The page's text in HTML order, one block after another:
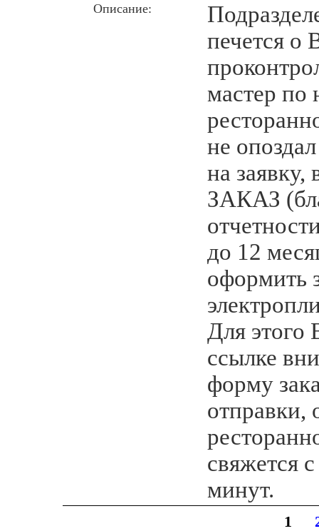
Описание:
печется о
мастер по
не
на
ЗАКАЗ
до 12
оформить
Для этого
ссылке
форму
отправки,
свяжется
минут.
1